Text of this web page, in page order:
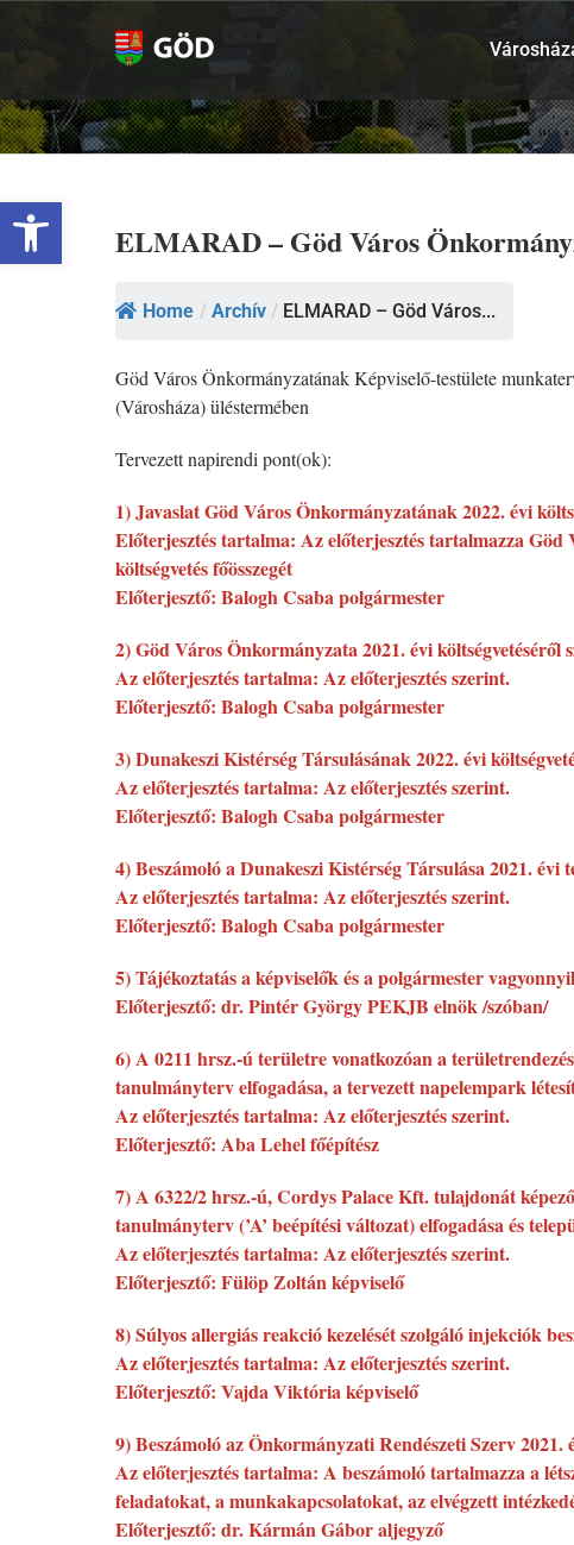
Eszköztár megnyitása
ELMARAD – Göd Város
Home / Archív / ELMARAD – Göd Város...
Göd Város Önkormányzatának Képviselő-testülete
(Városháza) üléstermében
Tervezett napirendi pont(ok):
1) Javaslat Göd Város Önkormányzatának 2022. évi
Előterjesztés tartalma: Az előterjesztés tartalmazza Göd
költségvetés főösszegét
Előterjesztő: Balogh Csaba polgármester
2) Göd Város Önkormányzata 2021. évi
Az előterjesztés tartalma: Az előterjesztés szerint.
Előterjesztő: Balogh Csaba polgármester
3) Dunakeszi Kistérség Társulásának 2022. évi
Az előterjesztés tartalma: Az előterjesztés szerint.
Előterjesztő: Balogh Csaba polgármester
4) Beszámoló a Dunakeszi Kistérség Társulása 2021. évi
Az előterjesztés tartalma: Az előterjesztés szerint.
Előterjesztő: Balogh Csaba polgármester
5) Tájékoztatás a képviselők és a polgármester
Előterjesztő: dr. Pintér György PEKJB elnök /szóban/
6) A 0211 hrsz.-ú területre vonatkozóan a
tanulmányterv elfogadása, a tervezett napelempark
Az előterjesztés tartalma: Az előterjesztés szerint.
Előterjesztő: Aba Lehel főépítész
7) A 6322/2 hrsz.-ú, Cordys Palace Kft. tulajdonát
tanulmányterv (’A’ beépítési változat) elfogadása és
Az előterjesztés tartalma: Az előterjesztés szerint.
Előterjesztő: Fülöp Zoltán képviselő
8) Súlyos allergiás reakció kezelését szolgáló injekciók
Az előterjesztés tartalma: Az előterjesztés szerint.
Előterjesztő: Vajda Viktória képviselő
9) Beszámoló az Önkormányzati Rendészeti Szerv
Az előterjesztés tartalma: A beszámoló tartalmazza a
feladatokat, a munkakapcsolatokat, az elvégzett
Előterjesztő: dr. Kármán Gábor aljegyző